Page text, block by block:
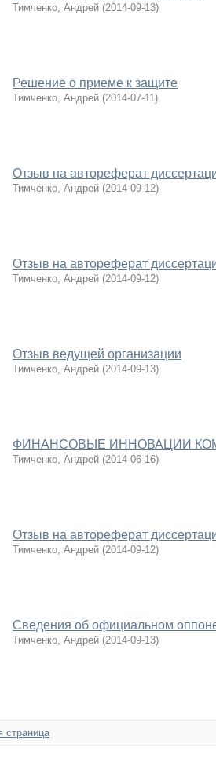
Тимченко, Андрей (2014-09-13)
Решение о приеме к защите
Тимченко, Андрей (2014-07-11)
Отзыв на автореферат
Тимченко, Андрей (2014-09-12)
Отзыв на автореферат
Тимченко, Андрей (2014-09-12)
Отзыв ведущей организации
Тимченко, Андрей (2014-09-13)
ФИНАНСОВЫЕ ИННОВАЦИИ
Тимченко, Андрей (2014-06-16)
Отзыв на автореферат
Тимченко, Андрей (2014-09-12)
Сведения об официальном
Тимченко, Андрей (2014-09-13)